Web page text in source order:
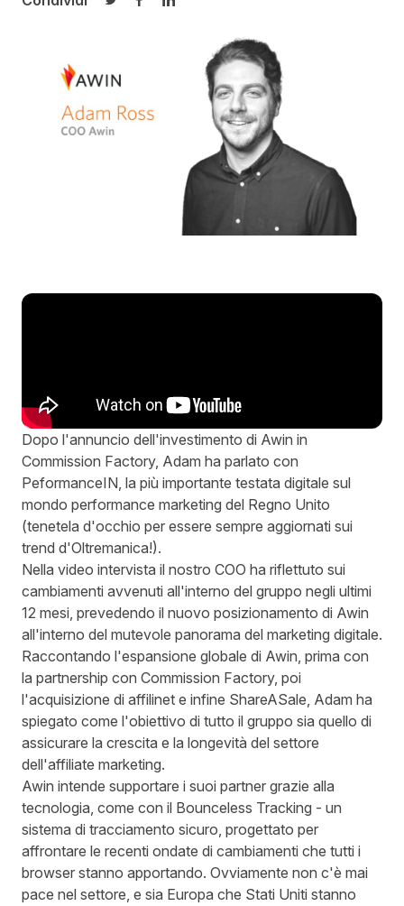
Condividi su Twitter
Condividi su Facebook
Condividi su LinkedIn
Dopo l'annuncio dell'investimento di Awin in
Commission Factory, Adam ha parlato con
PeformanceIN, la più importante testata digitale sul
mondo performance marketing del Regno Unito
(tenetela d'occhio per essere sempre aggiornati sui
trend d'Oltremanica!).
Nella video intervista il nostro COO ha riflettuto sui
cambiamenti avvenuti all'interno del gruppo negli ultimi
12 mesi, prevedendo il nuovo posizionamento di Awin
all'interno del mutevole panorama del marketing digitale.
Raccontando l'espansione globale di Awin, prima con
la partnership con Commission Factory, poi
l'acquisizione di affilinet e infine ShareASale, Adam ha
spiegato come l'obiettivo di tutto il gruppo sia quello di
assicurare la crescita e la longevità del settore
dell'affiliate marketing.
Awin intende supportare i suoi partner grazie alla
tecnologia, come con il Bounceless Tracking - un
sistema di tracciamento sicuro, progettato per
affrontare le recenti ondate di cambiamenti che tutti i
browser stanno apportando. Ovviamente non c'è mai
pace nel settore, e sia Europa che Stati Uniti stanno